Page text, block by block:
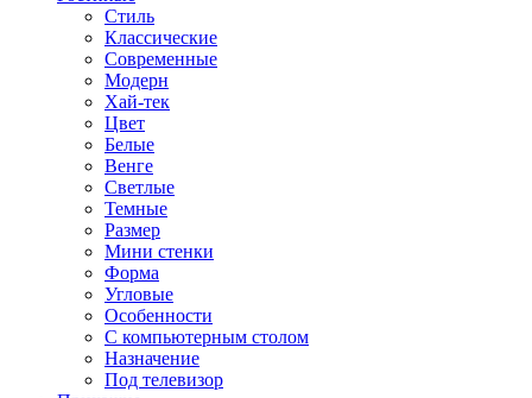
Стиль
Классические
Современные
Модерн
Хай-тек
Цвет
Белые
Венге
Светлые
Темные
Размер
Мини стенки
Форма
Угловые
Особенности
С компьютерным столом
Назначение
Под телевизор